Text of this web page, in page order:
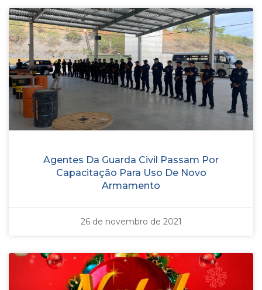
Agentes Da Guarda Civil Passam Por
Capacitação Para Uso De Novo
Armamento
26 de novembro de 2021